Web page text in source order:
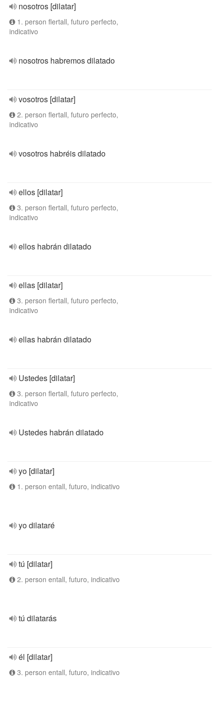
nosotros [dilatar]
1. person flertall, futuro perfecto,
indicativo
nosotros habremos dilatado
vosotros [dilatar]
2. person flertall, futuro perfecto,
indicativo
vosotros habréis dilatado
ellos [dilatar]
3. person flertall, futuro perfecto,
indicativo
ellos habrán dilatado
ellas [dilatar]
3. person flertall, futuro perfecto,
indicativo
ellas habrán dilatado
Ustedes [dilatar]
3. person flertall, futuro perfecto,
indicativo
Ustedes habrán dilatado
yo [dilatar]
1. person entall, futuro, indicativo
yo dilataré
tú [dilatar]
2. person entall, futuro, indicativo
tú dilatarás
él [dilatar]
3. person entall, futuro, indicativo